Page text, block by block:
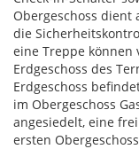
Obergeschoss dient
die
eine Treppe können
Erdgeschoss des
Erdgeschoss
im Obergeschoss
angesiedelt, eine
ersten